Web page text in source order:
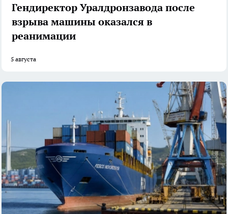
Гендиректор Уралдронзавода после
взрыва машины оказался в
реанимации
5 августа